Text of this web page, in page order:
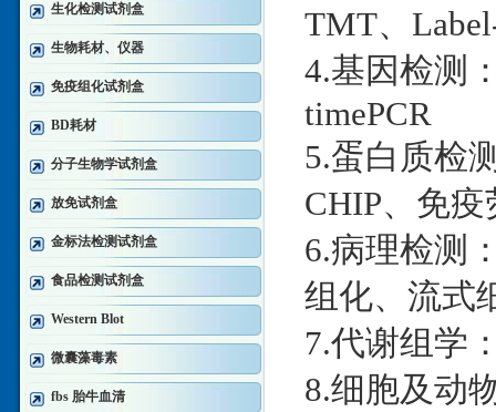
生化检测试剂盒
生物耗材、仪器
免疫组化试剂盒
BD耗材
分子生物学试剂盒
放免试剂盒
金标法检测试剂盒
食品检测试剂盒
Western Blot
微囊藻毒素
fbs 胎牛血清
TMT、
4.基因检测
timePCR
5.蛋白质检
CHIP、免
6.病理检测
组化、流式
7.代谢组学
8.细胞及动